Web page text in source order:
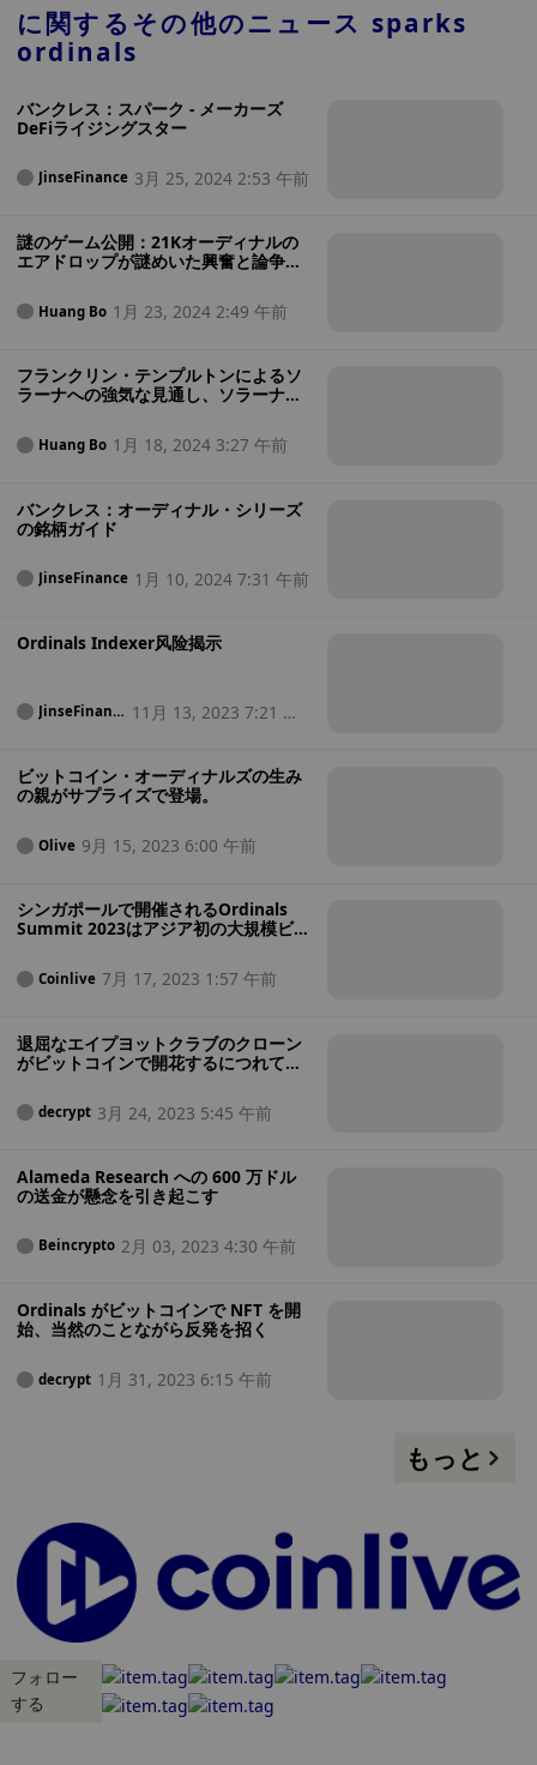
くなかっただけだと説明した。 Raph 氏は、「現在ドイツに住
んでおり、教育学の学位取得のために勉強中です。プロジェク
トのメインメンテナとして、Github で Ordinals コード ベー
述べました。今後数週間は、Ordinals の技術要素をよりよく理
解できるよう、コミュニティ主導の GitHub 上の資料を使用し
に関するその他のニュース sparks
ordinals
バンクレス：スパーク - メーカーズ
DeFiライジングスター
JinseFinance 3月 25, 2024 2:53 午前
謎のゲーム公開：21Kオーディナルの
エアドロップが謎めいた興奮と論争を
Huang Bo 1月 23, 2024 2:49 午前
フランクリン・テンプルトンによるソ
ラーナへの強気な見通し、ソラーナ
Huang Bo 1月 18, 2024 3:27 午前
バンクレス：オーディナル・シリーズ
の銘柄ガイド
JinseFinance 1月 10, 2024 7:31 午前
Ordinals Indexer风险揭示
JinseFinanc
11月 13, 2023 7:21 午
ビットコイン・オーディナルズの生み
の親がサプライズで登場。
Olive 9月 15, 2023 6:00 午前
シンガポールで開催されるOrdinals
Summit 2023はアジア初の大規模ビッ
Coinlive 7月 17, 2023 1:57 午前
退屈なエイプヨットクラブのクローン
がビットコインで開花するにつれて序
decrypt 3月 24, 2023 5:45 午前
Alameda Research への 600 万ドル
の送金が懸念を引き起こす
Beincrypto 2月 03, 2023 4:30 午前
Ordinals がビットコインで NFT を開
始、当然のことながら反発を招く
decrypt 1月 31, 2023 6:15 午前
もっと
フォロー
する